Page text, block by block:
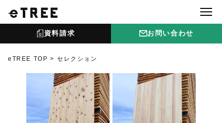
資料請求 お問い合わせ
eTREE TOP セレクション